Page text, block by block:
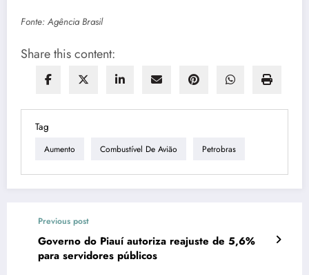
Fonte: Agência Brasil
Share this content:
Tag
Aumento Combustível De Avião Petrobras
Previous post
Governo do Piauí autoriza reajuste de 5,6%
para servidores públicos